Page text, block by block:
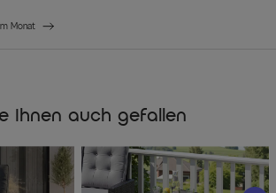
Monat
Ihnen auch gefallen